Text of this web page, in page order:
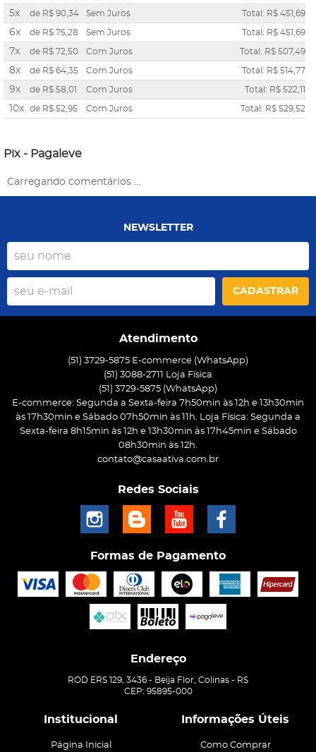
5x de R$ 90,34 Sem Juros Total: R$ 451,69
6x de R$ 75,28 Sem Juros Total: R$ 451,69
7x de R$ 72,50 Com Juros Total: R$ 507,49
8x de R$ 64,35 Com Juros Total: R$ 514,77
9x de R$ 58,01 Com Juros Total: R$ 522,11
10x de R$ 52,95 Com Juros Total: R$ 529,52
Pix - Pagaleve
Carregando comentários ...
NEWSLETTER
CADASTRAR
Atendimento
(51) 3729-5875 E-commerce (WhatsApp)
(51) 3088-2711 Loja Física
(51) 3729-5875 (WhatsApp)
E-commerce: Segunda a Sexta-feira 7h50min às 12h e 13h30min
às 17h30min e Sábado 07h50min às 11h. Loja Física: Segunda a
Sexta-feira 8h15min às 12h e 13h30min às 17h45min e Sábado
08h30min às 12h.
contato@casaativa.com.br
Redes Sociais
Formas de Pagamento
Endereço
ROD ERS 129, 3436 - Beija Flor, Colinas - RS
CEP: 95895-000
Institucional
Página Inicial
Informações Úteis
Como Comprar